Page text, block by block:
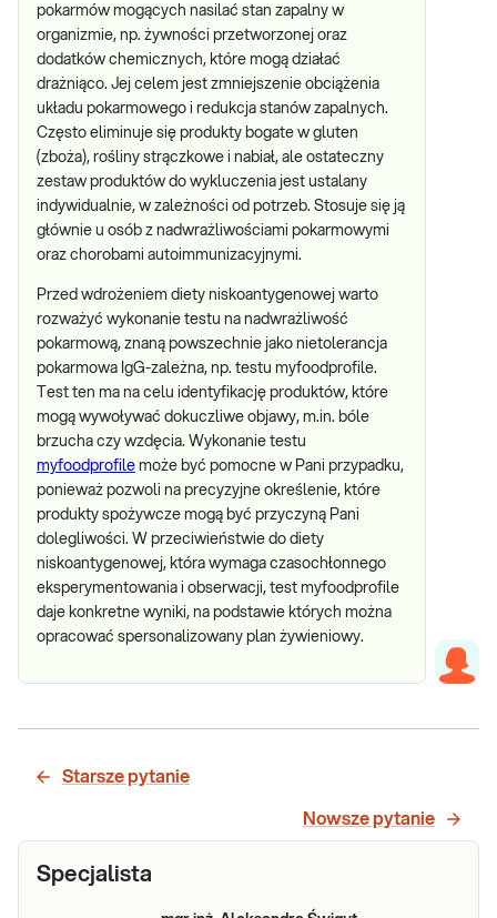
pokarmów mogących nasilać stan zapalny w
organizmie, np. żywności przetworzonej oraz
dodatków chemicznych, które mogą działać
drażniąco. Jej celem jest zmniejszenie obciążenia
układu pokarmowego i redukcja stanów zapalnych.
Często eliminuje się produkty bogate w gluten
(zboża), rośliny strączkowe i nabiał, ale ostateczny
zestaw produktów do wykluczenia jest ustalany
indywidualnie, w zależności od potrzeb. Stosuje się ją
głównie u osób z nadwrażliwościami pokarmowymi
oraz chorobami autoimmunizacyjnymi.
Przed wdrożeniem diety niskoantygenowej warto
rozważyć wykonanie testu na nadwrażliwość
pokarmową, znaną powszechnie jako nietolerancja
pokarmowa IgG-zależna, np. testu myfoodprofile.
Test ten ma na celu identyfikację produktów, które
mogą wywoływać dokuczliwe objawy, m.in. bóle
brzucha czy wzdęcia. Wykonanie testu
myfoodprofile może być pomocne w Pani przypadku,
ponieważ pozwoli na precyzyjne określenie, które
produkty spożywcze mogą być przyczyną Pani
dolegliwości. W przeciwieństwie do diety
niskoantygenowej, która wymaga czasochłonnego
eksperymentowania i obserwacji, test myfoodprofile
daje konkretne wyniki, na podstawie których można
opracować spersonalizowany plan żywieniowy.
Starsze pytanie
Nowsze pytanie
Specjalista